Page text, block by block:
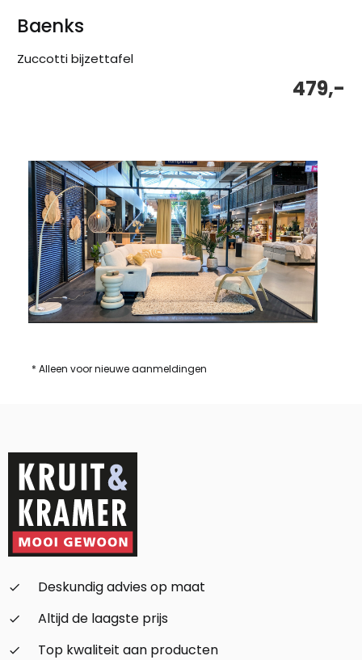
Baenks
Zuccotti bijzettafel
479,-
* Alleen voor nieuwe aanmeldingen
check_small
Deskundig advies op maat
check_small
Altijd de laagste prijs
check_small
Top kwaliteit aan producten